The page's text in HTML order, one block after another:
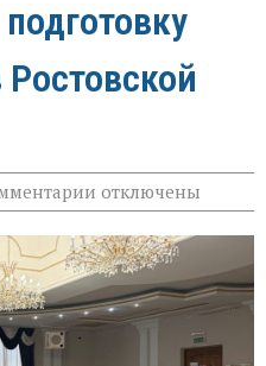
к
записи
Эксперт
Александр
Брод
высоко
оценил
подготовку
наблюдателей
отключены